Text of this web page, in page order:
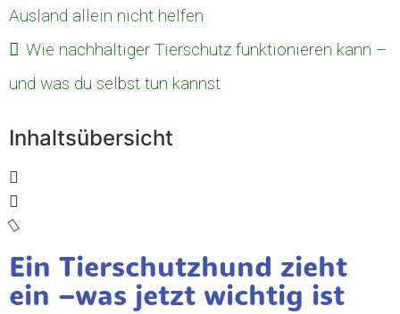
Ausland allein nicht helfen
Wie nachhaltiger Tierschutz funktionieren kann –
und was du selbst tun kannst
Inhaltsübersicht
Ein Tierschutzhund zieht
ein –was jetzt wichtig ist